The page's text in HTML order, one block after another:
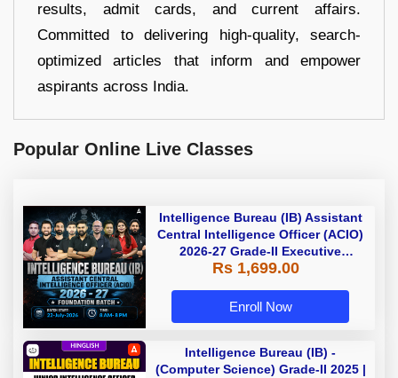
results, admit cards, and current affairs.
Committed to delivering high-quality, search-
optimized articles that inform and empower
aspirants across India.
Popular Online Live Classes
Intelligence Bureau (IB) Assistant
Central Intelligence Officer (ACIO)
2026-27 Grade-II Executive
Foundation Batch with Test Series
Adda 247
Rs 1,699.00
Enroll Now
Intelligence Bureau (IB) -
(Computer Science) Grade-II 2025 |